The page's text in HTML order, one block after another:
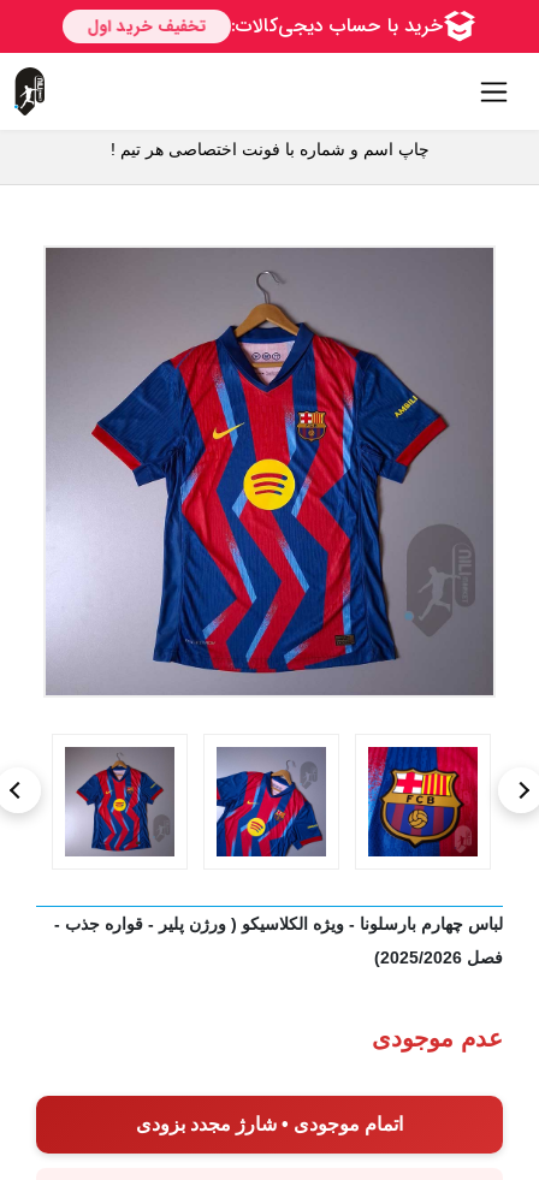
چاپ اسم و شماره با فونت اختصاصی هر تیم !
لباس چهارم بارسلونا - ویژه الکلاسیکو ( ورژن پلیر - قواره جذب -
فصل 2025/2026)
عدم موجودی
اتمام موجودی • شارژ مجدد بزودی